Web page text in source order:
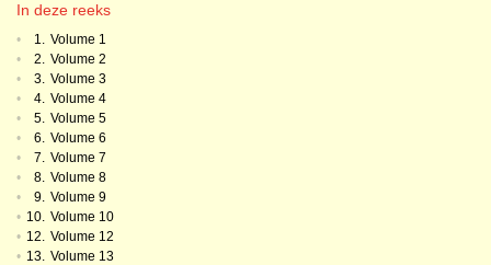
In deze reeks
• 1. Volume 1
•
2. Volume 2
•
3. Volume 3
•
4. Volume 4
•
5. Volume 5
•
6. Volume 6
•
7. Volume 7
•
8. Volume 8
•
9. Volume 9
• 10. Volume 10
• 12. Volume 12
• 13. Volume 13